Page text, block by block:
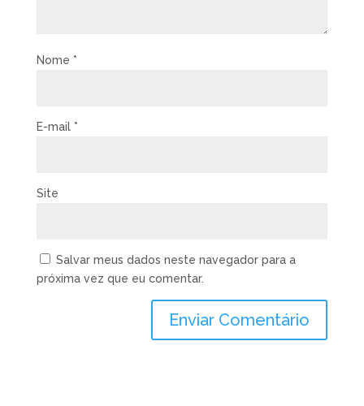
Nome *
E-mail *
Site
Salvar meus dados neste navegador para a
próxima vez que eu comentar.